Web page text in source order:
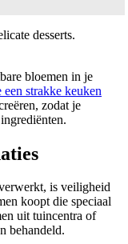
bloemen in je
een strakke keuken
zodat je
is veiligheid
koopt die speciaal
uit tuincentra of
behandeld.